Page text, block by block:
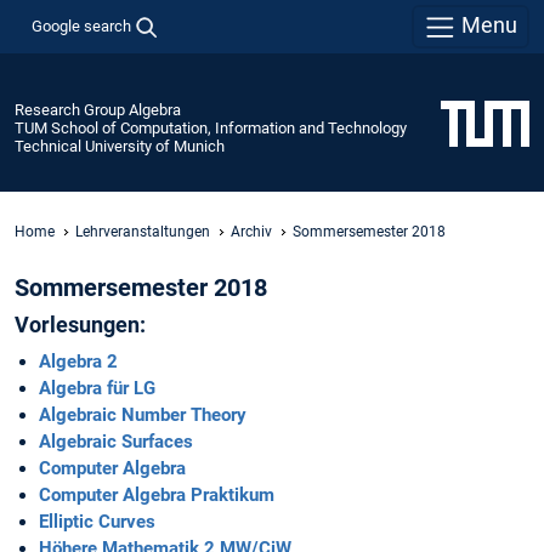
Google search Menu
Research Group Algebra
TUM School of Computation, Information and Technology
Technical University of Munich
Home Lehrveranstaltungen Archiv Sommersemester 2018
Sommersemester 2018
Vorlesungen:
Algebra 2
Algebra für LG
Algebraic Number Theory
Algebraic Surfaces
Computer Algebra
Computer Algebra Praktikum
Elliptic Curves